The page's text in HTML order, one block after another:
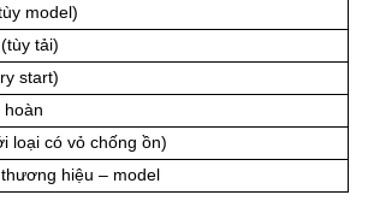
model)
tải)
start)
hoàn
loại có vỏ chống ồn)
hiệu – model